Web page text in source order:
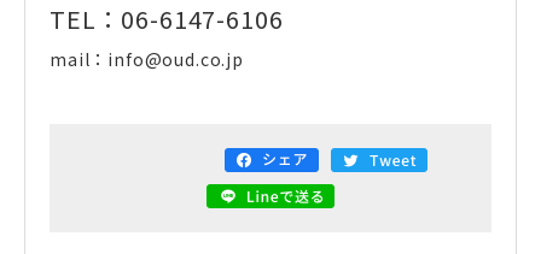
TEL：06-6147-6106
mail：info@oud.co.jp